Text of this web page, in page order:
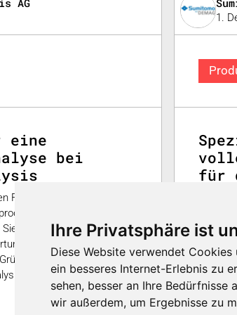
Ihre Privatsphäre ist
Diese Website verwendet
ein besseres Internet-Erlebnis zu
sehen, besser an Ihre Bedürfnisse
wir außerdem, um Ergebnisse zu
eine
bei
Faktoren beim Entwickeln
ist die Prüfung. Nur
versichert, dass Ihr
des Marktes erfüllen
wieso Sie bei dieser
setzen sollten.
1.
für
hoher
die